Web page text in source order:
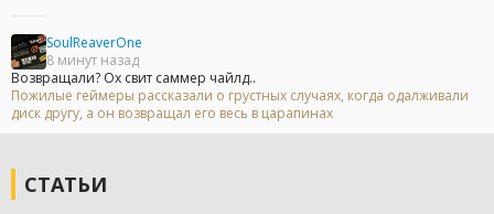
SoulReaverOne
8 минут назад
Возвращали? Ох свит саммер чайлд..
Пожилые геймеры рассказали о грустных случаях, когда одалживали
диск другу, а он возвращал его весь в царапинах
СТАТЬИ